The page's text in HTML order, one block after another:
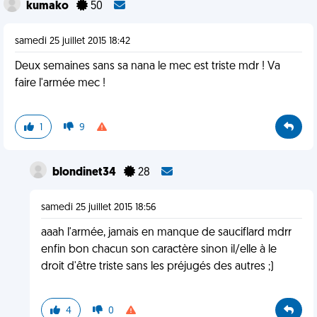
kumako 50
samedi 25 juillet 2015 18:42
Deux semaines sans sa nana le mec est triste mdr ! Va
faire l'armée mec !
1 9
blondinet34 28
samedi 25 juillet 2015 18:56
aaah l'armée, jamais en manque de sauciflard mdrr
enfin bon chacun son caractère sinon il/elle à le
droit d'être triste sans les préjugés des autres ;)
4 0